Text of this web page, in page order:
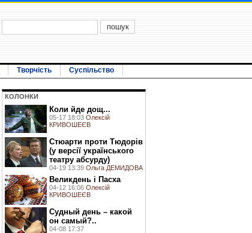
Творчість Суспільство
КОЛОНКИ
Коли йде дощ...
05-17 18:03 Олексій
КРИВОШЕЄВ
Стюарти проти Тюдорів
(у версії українського
театру абсурду)
04-19 13:39 Ольга ДЕМИДОВА
Великдень і Пасха
04-12 16:06 Олексій
КРИВОШЕЄВ
Судный день – какой
он самый?..
04-08 17:37